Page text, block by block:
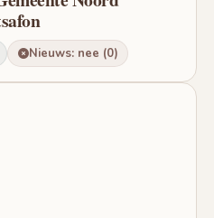
Nieuws: nee (0)